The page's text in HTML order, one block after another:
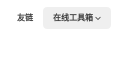
友链 在线工具箱